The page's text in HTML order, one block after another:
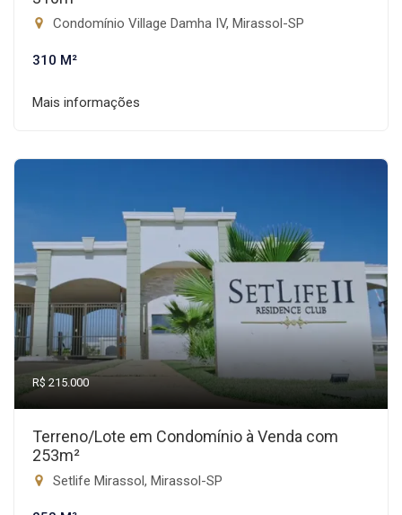
Condomínio Village Damha IV, Mirassol-SP
310 M²
Mais informações
R$ 215.000
Terreno/Lote em Condomínio à Venda com
253m²
Setlife Mirassol, Mirassol-SP